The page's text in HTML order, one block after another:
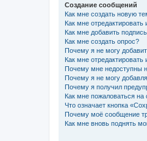
Создание сообщений
Как мне создать новую
Как мне
Как мне добавить
Как мне создать опрос?
Почему я не могу
Как мне отредактировать
Почему мне недоступны
Почему я не могу
Почему я получил
Как мне пожаловаться
Что означает кнопка
Почему моё сообщение
Как мне вновь поднять